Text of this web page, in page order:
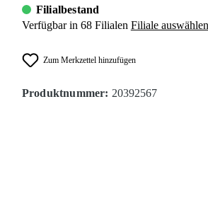
Filialbestand
Verfügbar in 68 Filialen Filiale auswählen
Zum Merkzettel hinzufügen
Produktnummer: 20392567